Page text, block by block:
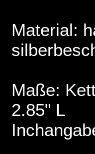
Material:
Maße:
2.85" L